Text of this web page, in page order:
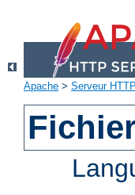
Apache > Serveur HTTP